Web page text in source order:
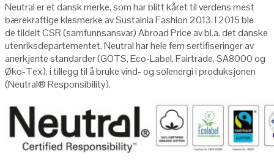
Neutral er et dansk merke, som har blitt kåret til verdens mest
bærekraftige klesmerke av Sustainia Fashion 2013. I 2015 ble
de tildelt CSR (samfunnsansvar) Abroad Price av bl.a. det danske
utenriksdepartementet. Neutral har hele fem sertifiseringer av
anerkjente standarder (GOTS, Eco-Label, Fairtrade, SA8000 og
Øko-Tex), i tillegg til å bruke vind- og solenergi i produksjonen
(Neutral®Responsibility).